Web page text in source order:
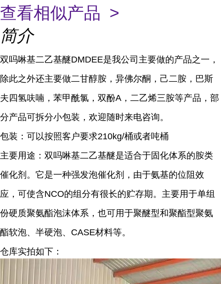
查看相似产品 >
简介
双吗啉基二乙基醚DMDEE是我公司主要做的产品之一，
除此之外还主要做二甘醇胺，异佛尔酮，己二胺，巴斯
夫四氢呋喃，苯甲酰氯，双酚A，二乙烯三胺等产品，部
分产品可拆分小包装，欢迎随时来电咨询。
包装：可以按照客户要求210kg/桶或者吨桶
主要用途： 双吗啉基二乙基醚是适合于固化体系的胺类
催化剂。它是一种强发泡催化剂，由于氨基的位阻效
应，可使含NCO的组分有很长的贮存期。主要用于单组
份硬质聚氨酯泡沫体系，也可用于聚醚型和聚酯型聚氨
酯软泡、半硬泡、CASE材料等。
仓库实拍如下：